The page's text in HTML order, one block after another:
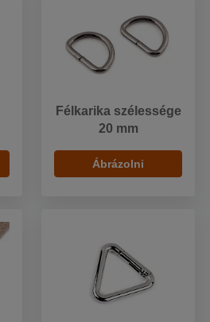
Félkarika szélessége
20 mm
Ábrázolni